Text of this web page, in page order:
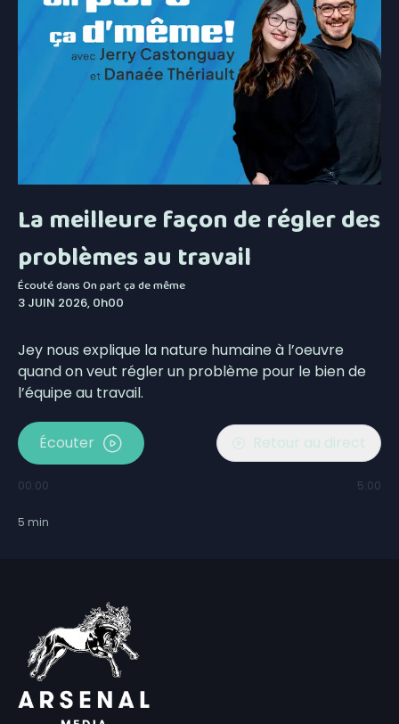
La meilleure façon de régler des
problèmes au travail
Écouté dansOn part ça de même
3 JUIN 2026, 0h00
Jey nous explique la nature humaine à l’oeuvre
quand on veut régler un problème pour le bien de
l’équipe au travail.
Écouter Retour au direct
00:00 5:00
5 min